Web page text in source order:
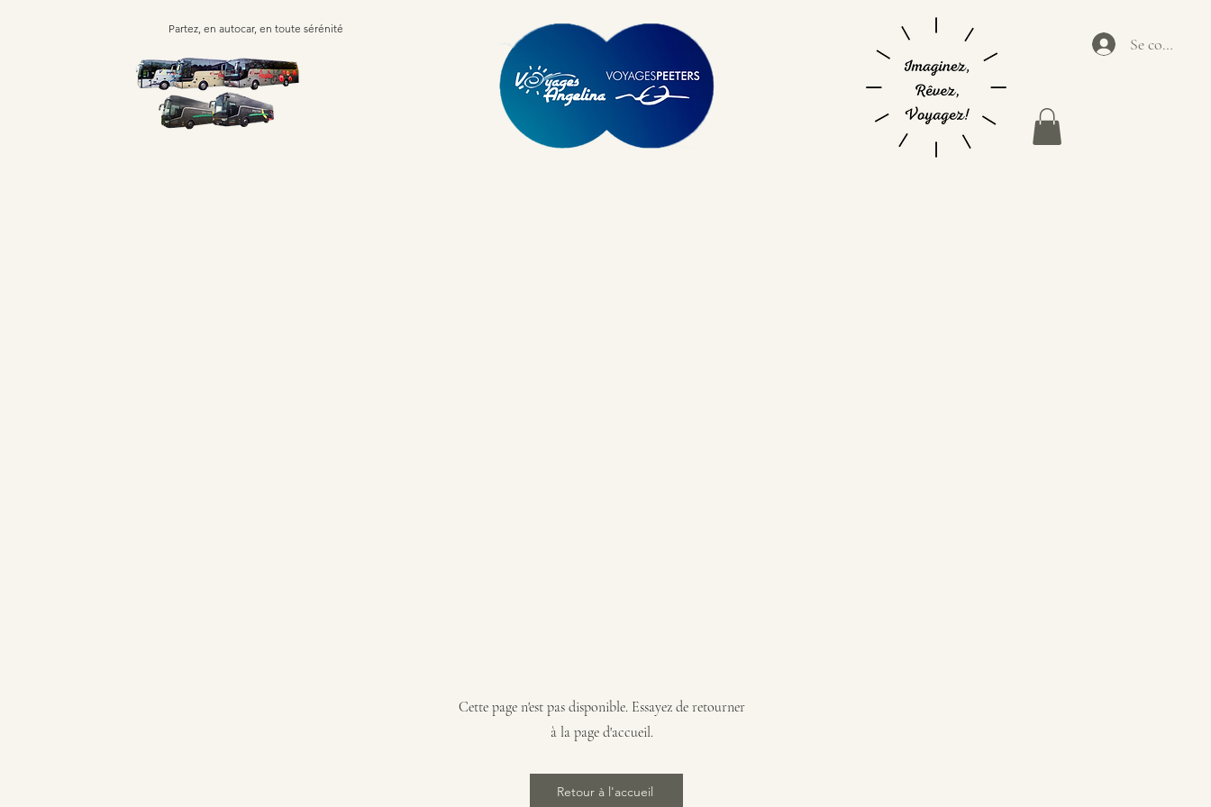
Partez, en autocar, en toute sérénité
Se connecter
Cette page n'est pas disponible. Essayez de retourner
à la page d'accueil.
Retour à l'accueil